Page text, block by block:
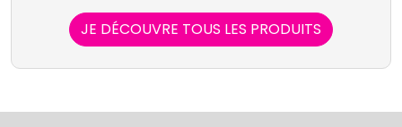
représente la quintessence de la plante, sous forme
de concentré, riche d'une très grande variété de
substances actives. Le laboratoire Puressentiel
propose 41 huiles essentielles, 100% pures et
bien-être au quotidien pour toute la famille.
JE DÉCOUVRE TOUS LES PRODUITS